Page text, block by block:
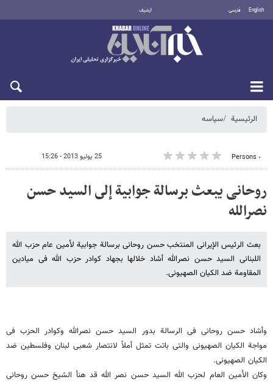
English فارسی أرشيف
الرئيسية سیاسه
٠ Persons 25 يوليو 2013 - 15:26
روحانی یبعث برسالة جوابیة إلى السید حسن
نصرالله
بعث الرئیس الإیرانی المنتخب حسن روحانی برسالة جوابیة لأمین عام حزب الله
اللبنانی السید حسن نصرالله أشاد خلالها بجهاد کوادر حزب الله فی میادین
المقاومة ضد الکیان الصهیونی.
وأشاد حسن روحانی فی الرسالة بدور السید حسن نصرالله وکوادر الحزب فی
مواجة الکیان الصهیونی والتی باتت تمثل أملاً لانتصار شعبی لبنان وفلسطین ضد
الکیان الصهیونی.
وکان الأمین العام لحزب الله السید حسن نصر الله قد هنأ الشیخ حسن روحانی